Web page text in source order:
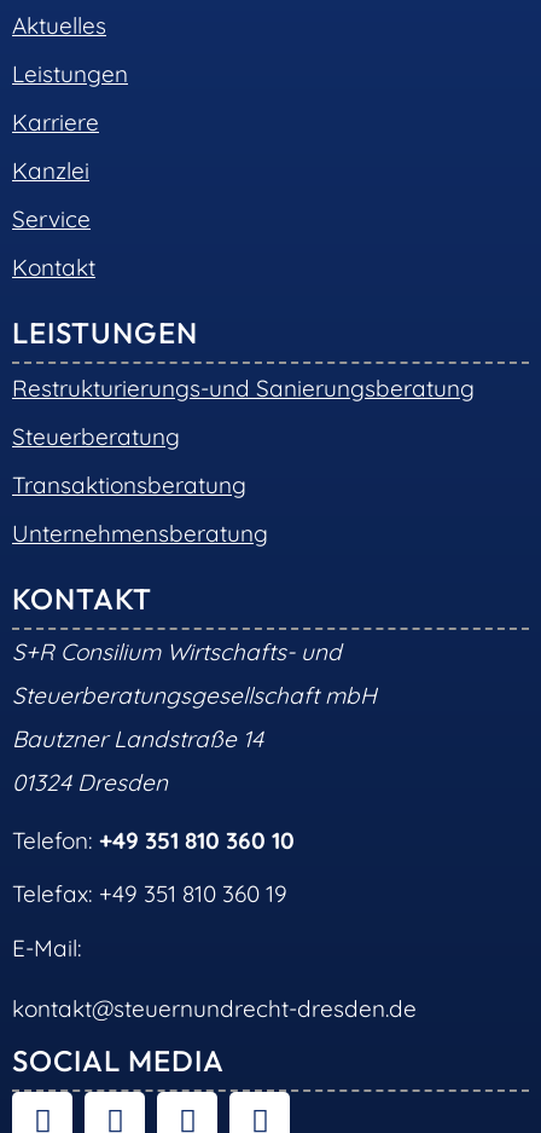
Aktuelles
Leistungen
Karriere
Kanzlei
Service
Kontakt
LEISTUNGEN
Restrukturierungs-und Sanierungsberatung
Steuerberatung
Transaktionsberatung
Unternehmensberatung
KONTAKT
S+R Consilium Wirtschafts- und
Steuerberatungsgesellschaft mbH
Bautzner Landstraße 14
01324 Dresden
Telefon: +49 351 810 360 10
Telefax: +49 351 810 360 19
E-Mail:
kontakt@steuernundrecht-dresden.de
SOCIAL MEDIA